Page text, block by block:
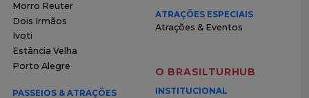
Morro Reuter
Dois Irmãos
Ivoti
Estância Velha
Porto Alegre
PASSEIOS & ATRAÇÕES
ATRAÇÕES ESPECIAIS
Atrações & Eventos
O BRASILTURHUB
INSTITUCIONAL